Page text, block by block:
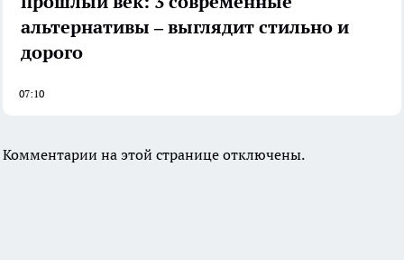
альтернативы – выглядит стильно и
дорого
07:10
Комментарии на этой странице отключены.